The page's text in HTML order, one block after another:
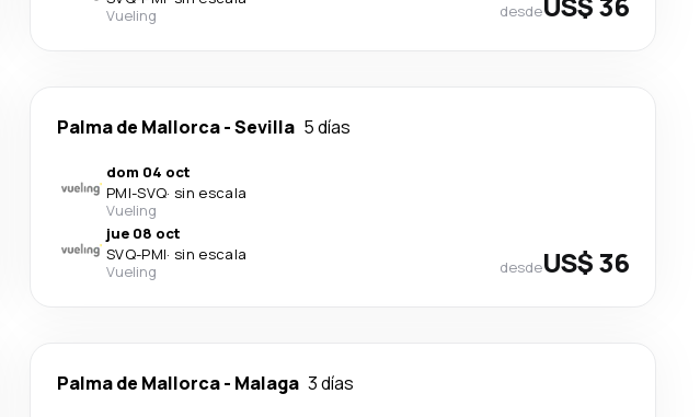
Vueling
desde
Palma de Mallorca-Sevilla 5 días
dom 04 oct
PMI-SVQ· sin escala
Vueling
jue 08 oct
SVQ-PMI· sin escala
Vueling
desdeUS$ 36
Palma de Mallorca- Malaga 3 días